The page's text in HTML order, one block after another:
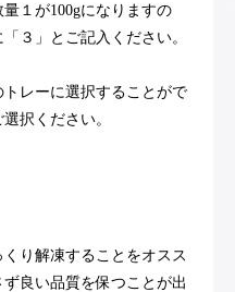
１が100gになりますの
３」とご記入ください。
レーに選択することがで
択ください。
り解凍することをオスス
良い品質を保つことが出